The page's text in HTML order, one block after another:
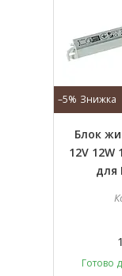
–5%
Блок
12V 12W
для
Готово